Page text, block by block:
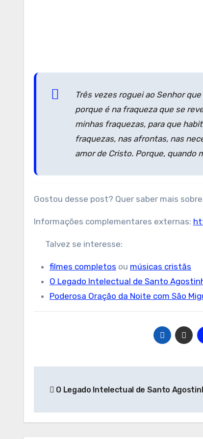
Três vezes roguei ao Senhor
porque é na fraqueza que se
minhas fraquezas, para que
fraquezas, nas afrontas, nas
amor de Cristo. Porque, quando
Gostou desse post? Quer saber mais
Informações complementares externas:
Talvez se interesse:
filmes completos ou músicas cristãs
O Legado Intelectual de Santo
Poderosa Oração da Noite com São
de
Post
O Legado Intelectual de Santo